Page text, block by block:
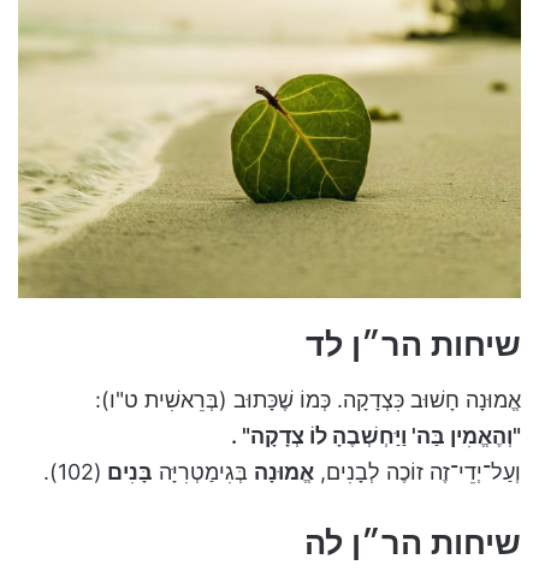
שיחות הר״ן לד
אֱמוּנָה חָשׁוּב כִּצְדָקָה. כְּמוֹ שֶׁכָּתוּב (בְּרֵאשִׁית ט"ו):
"וְהֶאֱמִין בַּה' וַיַּחְשְׁבֶהָ לוֹ צְדָקָה" .
וְעַל־יְדֵי־זֶה זוֹכֶה לְבָנִים, אֱמוּנָה בְּגִימַטְרִיָּה בָּנִים (102).
שיחות הר״ן לה